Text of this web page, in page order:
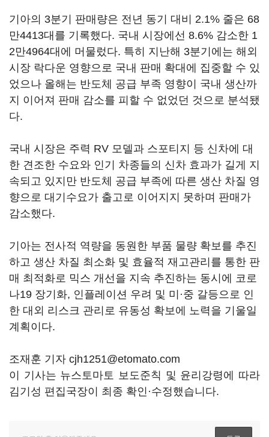
기아의 3분기 판매량은 전년 동기 대비 2.1% 줄은 68
만4413대를 기록했다. 국내 시장에선 8.6% 감소한 1
2만4964대에 머물렀다. 특히 지난해 3분기에는 해외
시장 락다운 영향으로 국내 판매 확대에 집중할 수 있
었으나 올해는 반도체 공급 부족 영향이 국내 생산까
지 이어져 판매 감소를 피할 수 없었던 것으로 분석됐
다.
국내 시장은 주력 RV 모델과 스포티지 등 신차에 대
한 견조한 수요와 인기 차종들의 신차 효과가 길게 지
속되고 있지만 반도체 공급 부족에 따른 생산 차질 영
향으로 대기수요가 출고로 이어지지 못하며 판매가
감소했다.
기아는 전사적 역량을 동원한 부품 물량 확보를 추진
하고 생산 차질 최소화 및 효율적 재고관리를 통한 판
매 최적화로 믹스 개선을 지속 추진하는 동시에 코로
나19 장기화, 인플레이션 우려 및 미·중 갈등으로 인
한 대외 리스크 관리로 유동성 확보에 노력을 기울일
계획이다.
조재훈 기자 cjh1251@etomato.com
이 기사는 뉴스토마토 보도준칙 및 윤리강령에 따라
김기성 편집국장이 최종 확인·수정했습니다.